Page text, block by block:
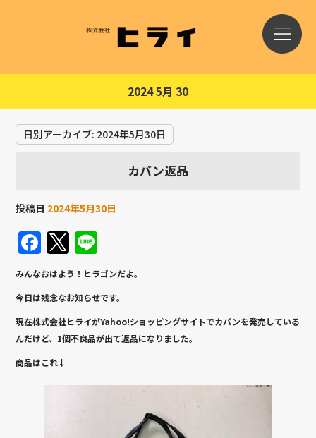
2024 5月 30
日別アーカイブ: 2024年5月30日
カバン返品
投稿日 2024年5月30日
Facebook
Twitter
みんなおはよう！ヒラゴンだよ。
今日は残念なお知らせです。
現在株式会社ヒライがYahoo!ショッピングサイトでカバンを発売している
んだけど、1個不良品が出て返品になりました。
商品はこれ↓